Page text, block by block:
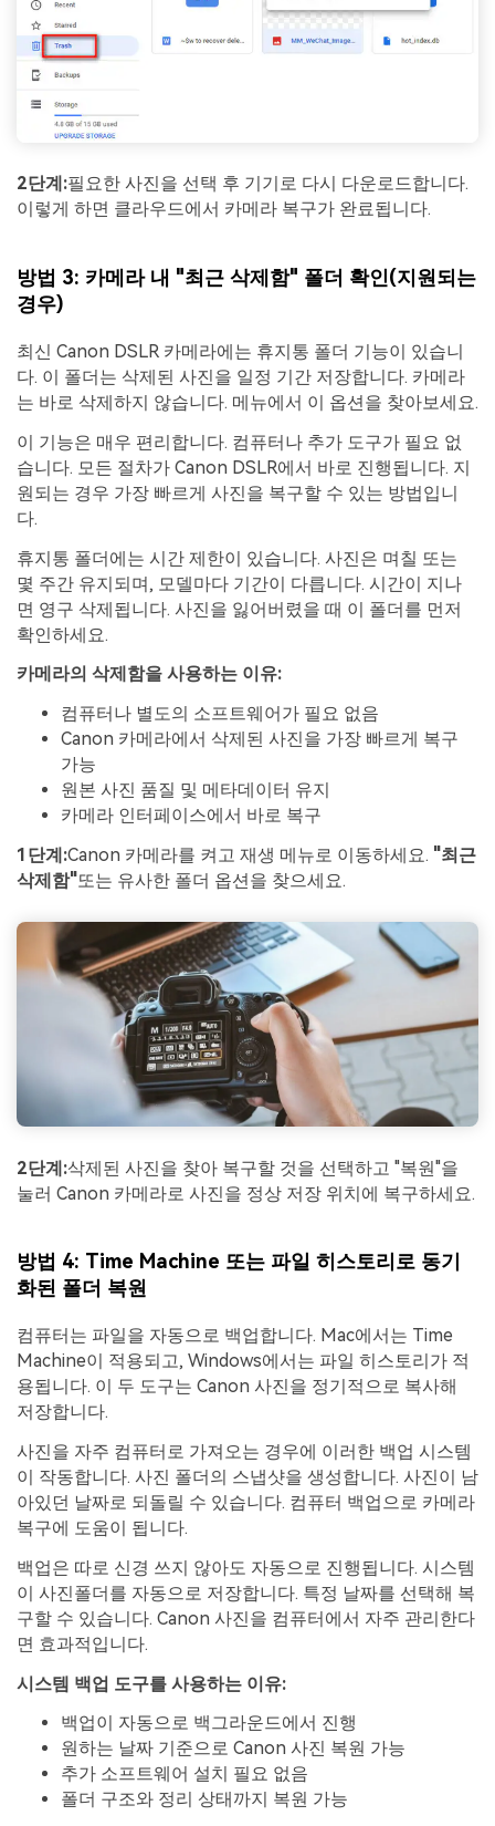
2단계:필요한 사진을 선택 후 기기로 다시 다운로드합니다.
이렇게 하면 클라우드에서 카메라 복구가 완료됩니다.
방법 3: 카메라 내 "최근 삭제함" 폴더 확인(지원되는
경우)
최신 Canon DSLR 카메라에는 휴지통 폴더 기능이 있습니
다. 이 폴더는 삭제된 사진을 일정 기간 저장합니다. 카메라
는 바로 삭제하지 않습니다. 메뉴에서 이 옵션을 찾아보세요.
이 기능은 매우 편리합니다. 컴퓨터나 추가 도구가 필요 없
습니다. 모든 절차가 Canon DSLR에서 바로 진행됩니다. 지
원되는 경우 가장 빠르게 사진을 복구할 수 있는 방법입니
다.
휴지통 폴더에는 시간 제한이 있습니다. 사진은 며칠 또는
몇 주간 유지되며, 모델마다 기간이 다릅니다. 시간이 지나
면 영구 삭제됩니다. 사진을 잃어버렸을 때 이 폴더를 먼저
확인하세요.
카메라의 삭제함을 사용하는 이유:
컴퓨터나 별도의 소프트웨어가 필요 없음
Canon 카메라에서 삭제된 사진을 가장 빠르게 복구
가능
원본 사진 품질 및 메타데이터 유지
카메라 인터페이스에서 바로 복구
1단계:Canon 카메라를 켜고 재생 메뉴로 이동하세요. "최근
삭제함"또는 유사한 폴더 옵션을 찾으세요.
2단계:삭제된 사진을 찾아 복구할 것을 선택하고 "복원"을
눌러 Canon 카메라로 사진을 정상 저장 위치에 복구하세요.
방법 4: Time Machine 또는 파일 히스토리로 동기
화된 폴더 복원
컴퓨터는 파일을 자동으로 백업합니다. Mac에서는 Time
Machine이 적용되고, Windows에서는 파일 히스토리가 적
용됩니다. 이 두 도구는 Canon 사진을 정기적으로 복사해
저장합니다.
사진을 자주 컴퓨터로 가져오는 경우에 이러한 백업 시스템
이 작동합니다. 사진 폴더의 스냅샷을 생성합니다. 사진이 남
아있던 날짜로 되돌릴 수 있습니다. 컴퓨터 백업으로 카메라
복구에 도움이 됩니다.
백업은 따로 신경 쓰지 않아도 자동으로 진행됩니다. 시스템
이 사진폴더를 자동으로 저장합니다. 특정 날짜를 선택해 복
구할 수 있습니다. Canon 사진을 컴퓨터에서 자주 관리한다
면 효과적입니다.
시스템 백업 도구를 사용하는 이유:
백업이 자동으로 백그라운드에서 진행
원하는 날짜 기준으로 Canon 사진 복원 가능
추가 소프트웨어 설치 필요 없음
폴더 구조와 정리 상태까지 복원 가능